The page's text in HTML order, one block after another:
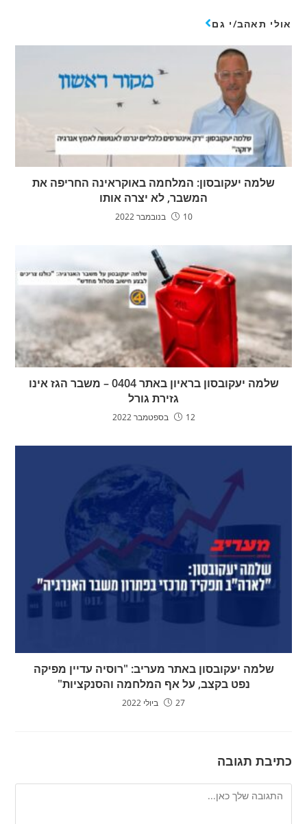
אולי תאהב/י גם
שלמה יעקובסון: המלחמה באוקראינה החריפה את
המשבר, לא יצרה אותו
10 בנובמבר 2022
שלמה יעקובסון בראיון באתר 0404 – משבר הגז אינו
גזירת גורל
12 בספטמבר 2022
שלמה יעקובסון באתר מעריב: "רוסיה עדיין מפיקה
נפט בקצב, על אף המלחמה והסנקציות"
27 ביולי 2022
כתיבת תגובה